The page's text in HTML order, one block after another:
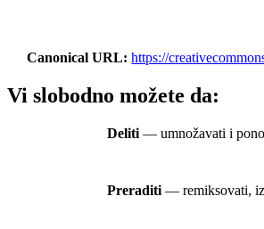
Canonical URL https://
Vi slobodno možete da:
Deliti — umnožavati i
Preraditi — remiksovati,